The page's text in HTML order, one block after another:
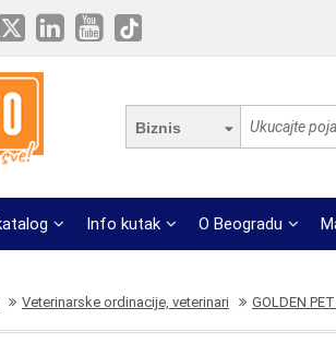
Biznis
Info kutak O Beogradu
Veterinarske ordinacije, veterinari GOLDEN